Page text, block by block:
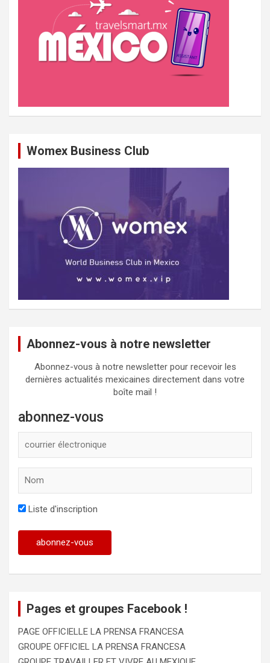
Womex Business Club
Abonnez-vous à notre newsletter
Abonnez-vous à notre newsletter pour recevoir les
dernières actualités mexicaines directement dans votre
boîte mail !
abonnez-vous
Liste d'inscription
Pages et groupes Facebook !
PAGE OFFICIELLE LA PRENSA FRANCESA
GROUPE OFFICIEL LA PRENSA FRANCESA